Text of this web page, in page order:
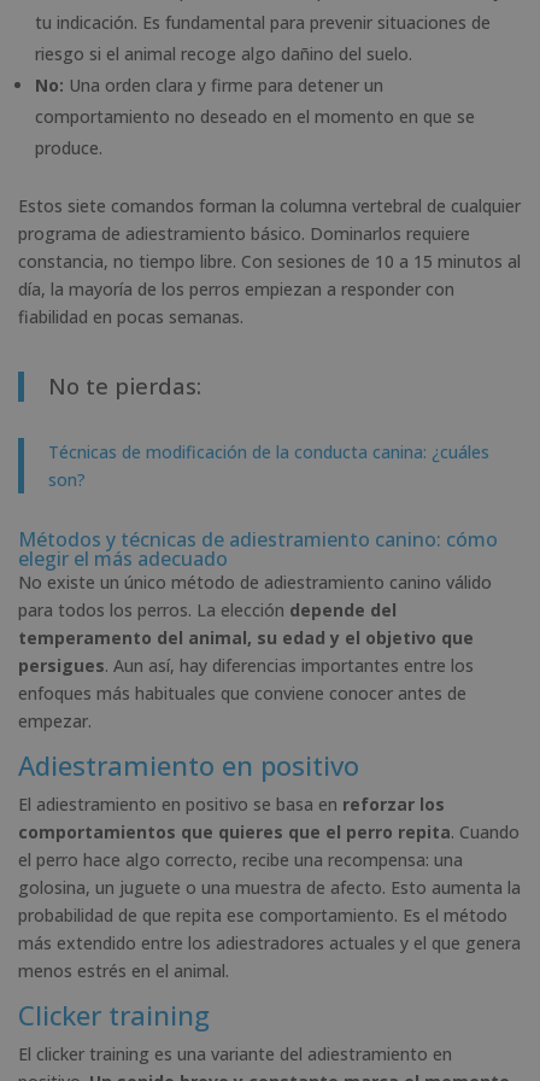
tu indicación. Es fundamental para prevenir situaciones de
riesgo si el animal recoge algo dañino del suelo.
No: Una orden clara y firme para detener un
comportamiento no deseado en el momento en que se
produce.
Estos siete comandos forman la columna vertebral de cualquier
programa de adiestramiento básico. Dominarlos requiere
constancia, no tiempo libre. Con sesiones de 10 a 15 minutos al
día, la mayoría de los perros empiezan a responder con
fiabilidad en pocas semanas.
No te pierdas:
Técnicas de modificación de la conducta canina: ¿cuáles
son?
Métodos y técnicas de adiestramiento canino: cómo
elegir el más adecuado
No existe un único método de adiestramiento canino válido
para todos los perros. La elección depende del
temperamento del animal, su edad y el objetivo que
persigues. Aun así, hay diferencias importantes entre los
enfoques más habituales que conviene conocer antes de
empezar.
Adiestramiento en positivo
El adiestramiento en positivo se basa en reforzar los
comportamientos que quieres que el perro repita. Cuando
el perro hace algo correcto, recibe una recompensa: una
golosina, un juguete o una muestra de afecto. Esto aumenta la
probabilidad de que repita ese comportamiento. Es el método
más extendido entre los adiestradores actuales y el que genera
menos estrés en el animal.
Clicker training
El clicker training es una variante del adiestramiento en